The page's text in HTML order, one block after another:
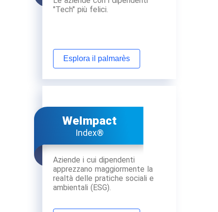
"Tech" più felici.
Esplora il palmarès
WeImpact
Index®
Aziende i cui dipendenti
apprezzano maggiormente la
realtà delle pratiche sociali e
ambientali (ESG).